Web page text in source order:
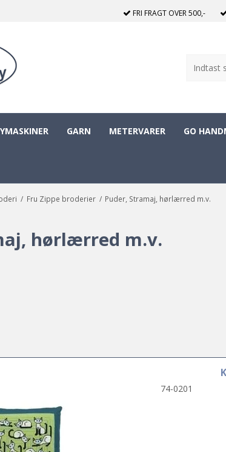
FRI FRAGT OVER 500,-
GARN METERVARER GO
/ Fru Zippe broderier / Puder, Stramaj, hørlærred m.v.
hørlærred m.v.
74-0201